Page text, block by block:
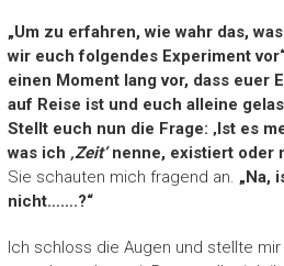
„Um zu erfahren, wie wahr das,
wir euch folgendes Experiment
einen Moment lang vor, dass euer
auf Reise ist und euch alleine
Stellt euch nun die Frage: ‚Ist es
was ich ‚Zeit‘nenne, existiert oder
Sie schauten mich fragend an. „Na,
nicht…….?“
Ich schloss die Augen und stellte mir